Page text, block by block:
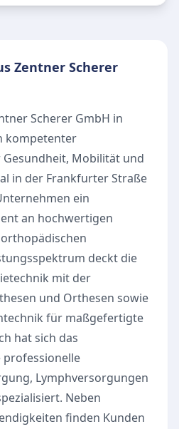
Zentner Scherer
Scherer GmbH in
kompetenter
Mobilität und
in der Frankfurter Straße
ein
an hochwertigen
deckt die
mit der
und Orthesen sowie
für maßgefertigte
hat sich das
professionelle
Lymphversorgungen
Neben
finden Kunden